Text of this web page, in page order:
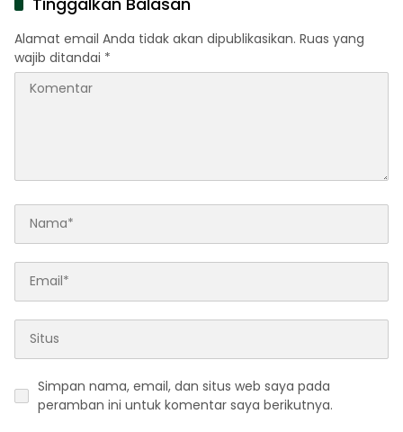
Alamat email Anda tidak akan dipublikasikan. Ruas yang
wajib ditandai *
Simpan nama, email, dan situs web saya pada
peramban ini untuk komentar saya berikutnya.